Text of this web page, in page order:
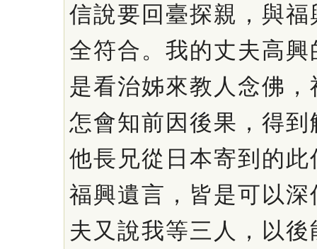
信說要回臺探親，與
全符合。我的丈夫高
是看治姊來教人念佛
怎會知前因後果，得
他長兄從日本寄到的
福興遺言，皆是可以
夫又說我等三人，以